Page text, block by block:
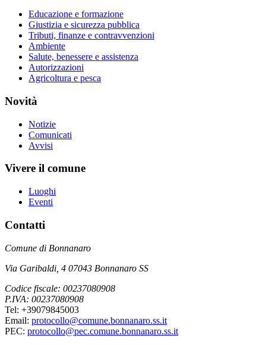
Educazione e formazione
Giustizia e sicurezza pubblica
Tributi, finanze e contravvenzioni
Ambiente
Salute, benessere e assistenza
Autorizzazioni
Agricoltura e pesca
Novità
Notizie
Comunicati
Avvisi
Vivere il comune
Luoghi
Eventi
Contatti
Comune di Bonnanaro
Via Garibaldi, 4 07043 Bonnanaro SS
Codice fiscale: 00237080908
P.IVA: 00237080908
Tel: +39079845003
Email: protocollo@comune.bonnanaro.ss.it
PEC: protocollo@pec.comune.bonnanaro.ss.it